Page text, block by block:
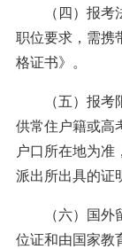
（四）报考法
职位要求，需携
格证书》。
（五）报考限
供常住户籍或高
户口所在地为准
派出所出具的证
（六）国外留
位证和由国家教